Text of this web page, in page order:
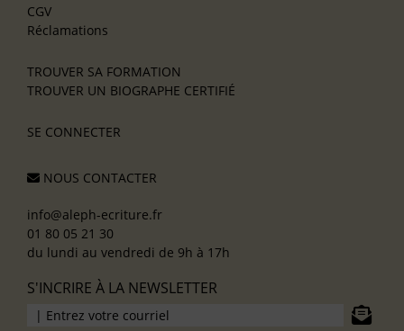
CGV
Réclamations
TROUVER SA FORMATION
TROUVER UN BIOGRAPHE CERTIFIÉ
SE CONNECTER
NOUS CONTACTER
info@aleph-ecriture.fr
01 80 05 21 30
du lundi au vendredi de 9h à 17h
S'INCRIRE À LA NEWSLETTER